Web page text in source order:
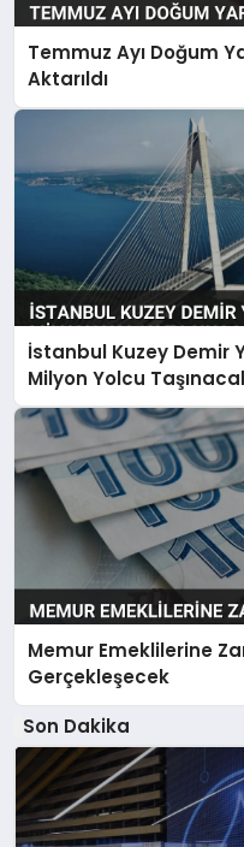
Temmuz Ayı Doğum
Aktarıldı
İstanbul Kuzey Demir
Milyon Yolcu
Memur Emeklilerine
Gerçekleşecek
Son Dakika